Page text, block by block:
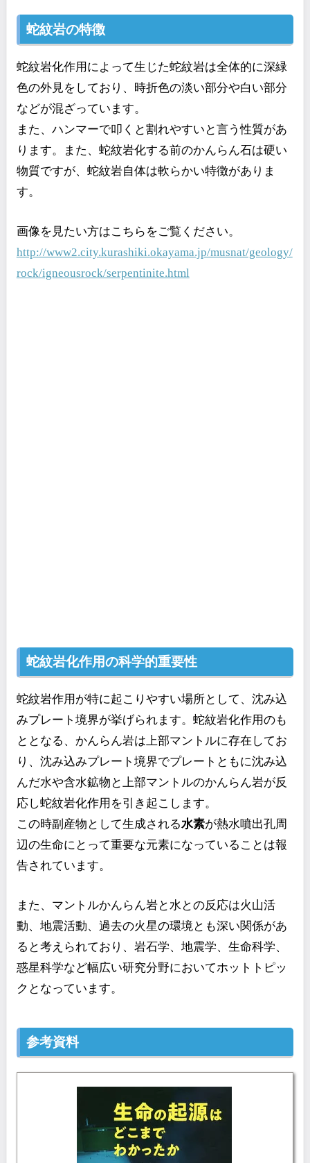
蛇紋岩の特徴
蛇紋岩化作用によって生じた蛇紋岩は全体的に深緑
色の外見をしており、時折色の淡い部分や白い部分
などが混ざっています。
また、ハンマーで叩くと割れやすいと言う性質があ
ります。また、蛇紋岩化する前のかんらん石は硬い
物質ですが、蛇紋岩自体は軟らかい特徴がありま
す。
画像を見たい方はこちらをご覧ください。
http://www2.city.kurashiki.okayama.jp/musnat/geology/
rock/igneousrock/serpentinite.html
蛇紋岩化作用の科学的重要性
蛇紋岩作用が特に起こりやすい場所として、沈み込
みプレート境界が挙げられます。蛇紋岩化作用のも
ととなる、かんらん岩は上部マントルに存在してお
り、沈み込みプレート境界でプレートともに沈み込
んだ水や含水鉱物と上部マントルのかんらん岩が反
応し蛇紋岩化作用を引き起こします。
この時副産物として生成される水素が熱水噴出孔周
辺の生命にとって重要な元素になっていることは報
告されています。
また、マントルかんらん岩と水との反応は火山活
動、地震活動、過去の火星の環境とも深い関係があ
ると考えられており、岩石学、地震学、生命科学、
惑星科学など幅広い研究分野においてホットトピッ
クとなっています。
参考資料